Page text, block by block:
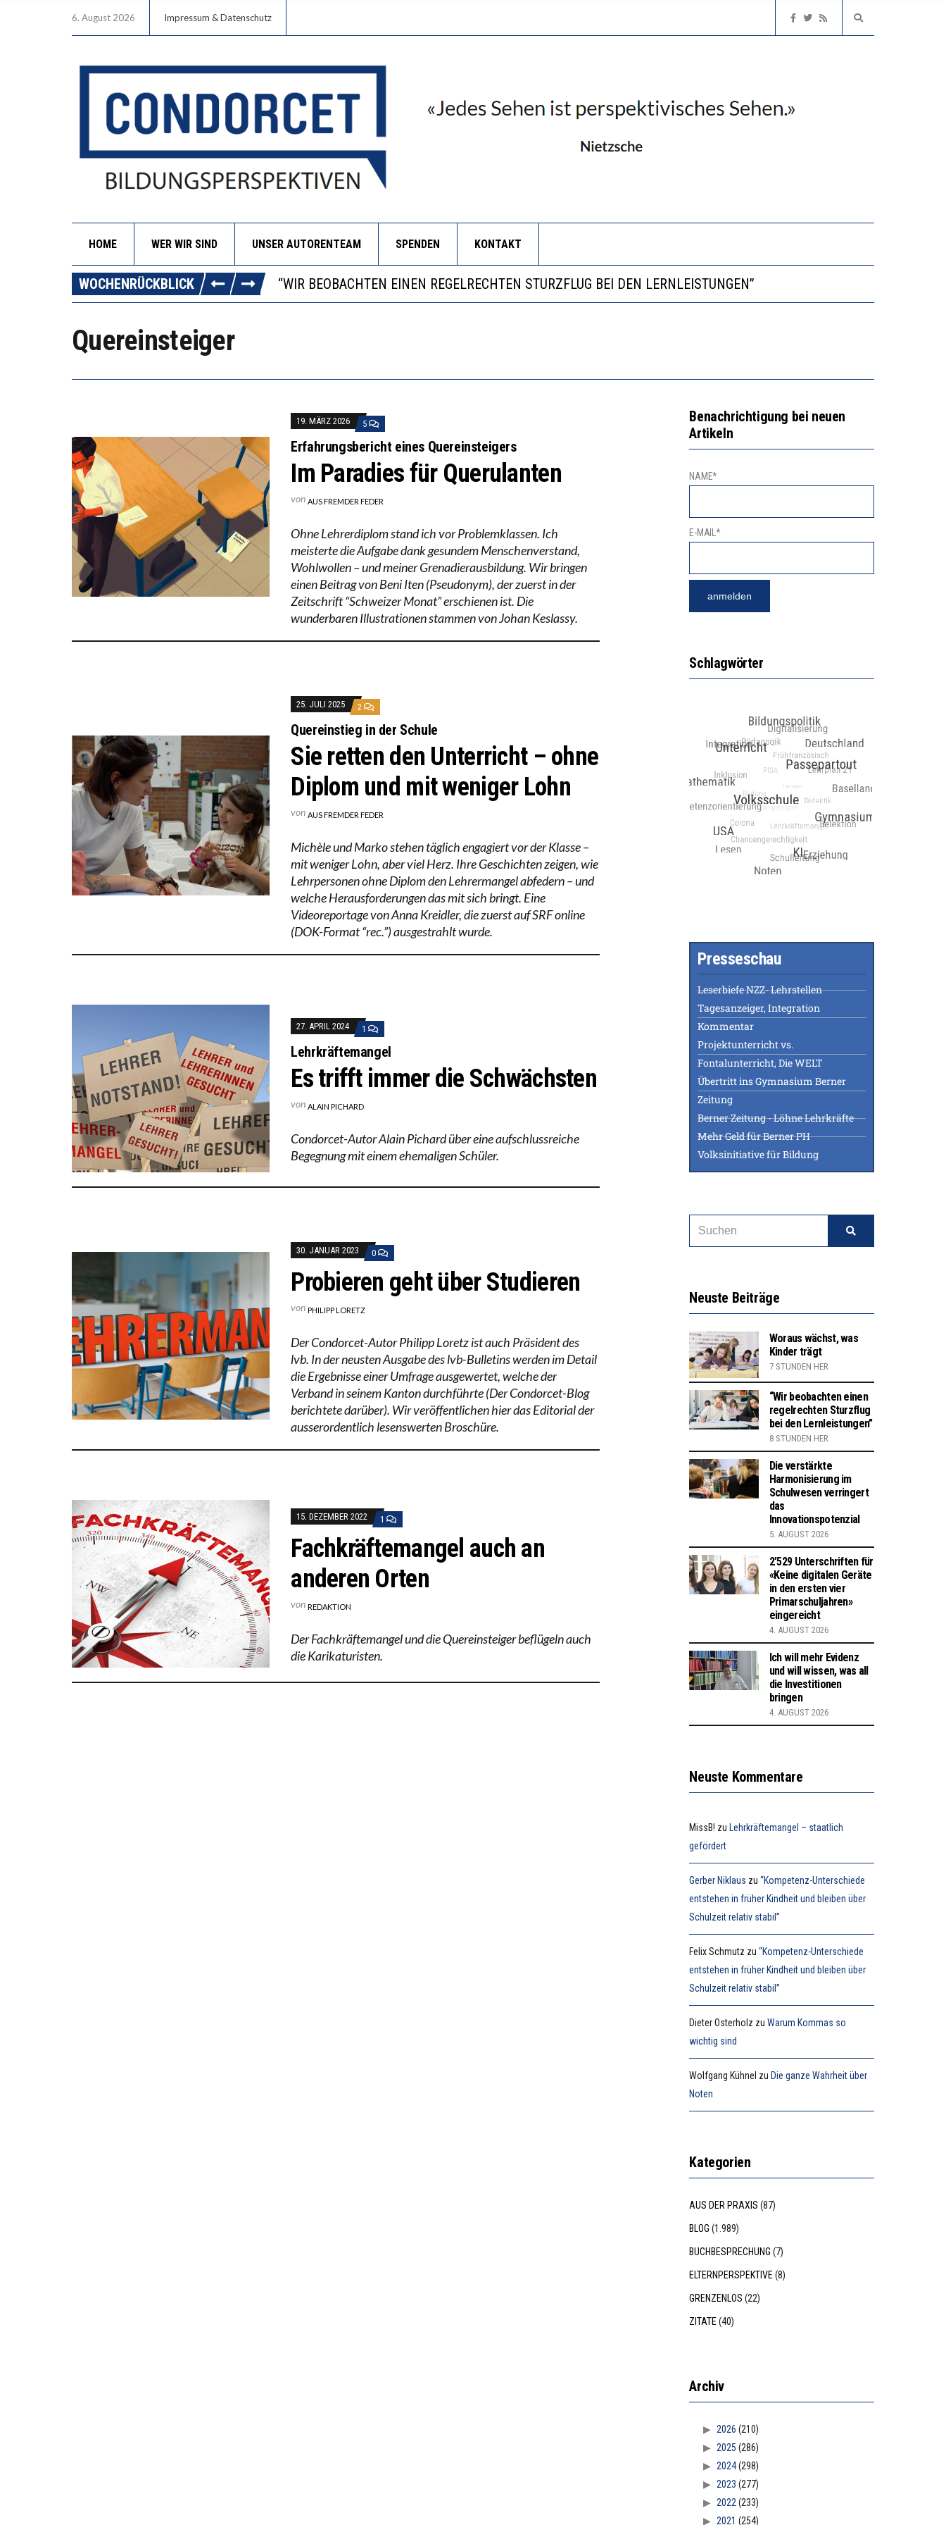
6. August 2026 Impressum & Datenschutz
HOME WER WIR SIND UNSER AUTORENTEAM SPENDEN KONTAKT
WOCHENRÜCKBLICK
ICH WILL MEHR EVIDENZ UND WILL WISSEN, WAS ALL DIE INVESTITIONEN BRINGEN
WORAUS WÄCHST, WAS KINDER TRÄGT
“WIR BEOBACHTEN EINEN REGELRECHTEN STURZFLUG BEI DEN LERNLEISTUNGEN”
DIE VERSTÄRKTE HARMONISIERUNG IM SCHULWESEN VERRINGERT DAS INNOVATIONSPOTENZIAL
Quereinsteiger
19. MÄRZ 2026 5
Erfahrungsbericht eines Quereinsteigers
Im Paradies für Querulanten
von AUS FREMDER FEDER
Ohne Lehrerdiplom stand ich vor Problemklassen. Ich
meisterte die Aufgabe dank gesundem Menschenverstand,
Wohlwollen – und meiner Grenadierausbildung. Wir bringen
einen Beitrag von Beni Iten (Pseudonym), der zuerst in der
Zeitschrift “Schweizer Monat” erschienen ist. Die
wunderbaren Illustrationen stammen von Johan Keslassy.
25. JULI 2025 2
Quereinstieg in der Schule
Sie retten den Unterricht – ohne
Diplom und mit weniger Lohn
von AUS FREMDER FEDER
Michèle und Marko stehen täglich engagiert vor der Klasse –
mit weniger Lohn, aber viel Herz. Ihre Geschichten zeigen, wie
Lehrpersonen ohne Diplom den Lehrermangel abfedern – und
welche Herausforderungen das mit sich bringt. Eine
Videoreportage von Anna Kreidler, die zuerst auf SRF online
(DOK-Format “rec.”) ausgestrahlt wurde.
27. APRIL 2024 1
Lehrkräftemangel
Es trifft immer die Schwächsten
von ALAIN PICHARD
Condorcet-Autor Alain Pichard über eine aufschlussreiche
Begegnung mit einem ehemaligen Schüler.
30. JANUAR 2023 0
Probieren geht über Studieren
von PHILIPP LORETZ
Der Condorcet-Autor Philipp Loretz ist auch Präsident des
lvb. In der neusten Ausgabe des lvb-Bulletins werden im Detail
die Ergebnisse einer Umfrage ausgewertet, welche der
Verband in seinem Kanton durchführte (Der Condorcet-Blog
berichtete darüber). Wir veröffentlichen hier das Editorial der
ausserordentlich lesenswerten Broschüre.
15. DEZEMBER 2022 1
Fachkräftemangel auch an
anderen Orten
von REDAKTION
Der Fachkräftemangel und die Quereinsteiger beflügeln auch
die Karikaturisten.
Benachrichtigung bei neuen
Artikeln
NAME*
E-MAIL*
Schlagwörter
Presseschau
Leserbiefe NZZ- Lehrstellen
Tagesanzeiger, Integration
Kommentar
Projektunterricht vs.
Fontalunterricht, Die WELT
Übertritt ins Gymnasium Berner
Zeitung
Berner Zeitung - Löhne Lehrkräfte
Mehr Geld für Berner PH
Volksinitiative für Bildung
Neuste Beiträge
Woraus wächst, was
Kinder trägt
7 STUNDEN HER
“Wir beobachten einen
regelrechten Sturzflug
bei den Lernleistungen”
8 STUNDEN HER
Die verstärkte
Harmonisierung im
Schulwesen verringert
das
Innovationspotenzial
5. AUGUST 2026
2’529 Unterschriften für
«Keine digitalen Geräte
in den ersten vier
Primarschuljahren»
eingereicht
4. AUGUST 2026
Ich will mehr Evidenz
und will wissen, was all
die Investitionen
bringen
4. AUGUST 2026
Neuste Kommentare
MissB! zu Lehrkräftemangel – staatlich
gefördert
Gerber Niklaus zu“Kompetenz-Unterschiede
entstehen in früher Kindheit und bleiben über
Schulzeit relativ stabil”
Felix Schmutz zu“Kompetenz-Unterschiede
entstehen in früher Kindheit und bleiben über
Schulzeit relativ stabil”
Dieter Osterholz zuWarum Kommas so
wichtig sind
Wolfgang Kühnel zu Die ganze Wahrheit über
Noten
Kategorien
AUS DER PRAXIS (87)
BLOG (1.989)
BUCHBESPRECHUNG (7)
ELTERNPERSPEKTIVE(8)
GRENZENLOS (22)
ZITATE(40)
Archiv
2026 (210)
2025 (286)
2024(298)
2023 (277)
2022(233)
2021 (254)